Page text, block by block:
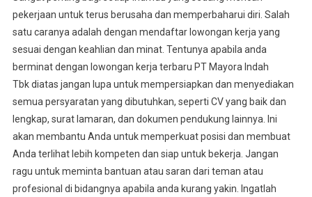
pekerjaan untuk terus berusaha dan memperbaharui diri. Salah
satu caranya adalah dengan mendaftar lowongan kerja yang
sesuai dengan keahlian dan minat. Tentunya apabila anda
berminat dengan lowongan kerja terbaru PT Mayora Indah
Tbk diatas jangan lupa untuk mempersiapkan dan menyediakan
semua persyaratan yang dibutuhkan, seperti CV yang baik dan
lengkap, surat lamaran, dan dokumen pendukung lainnya. Ini
akan membantu Anda untuk memperkuat posisi dan membuat
Anda terlihat lebih kompeten dan siap untuk bekerja. Jangan
ragu untuk meminta bantuan atau saran dari teman atau
profesional di bidangnya apabila anda kurang yakin. Ingatlah